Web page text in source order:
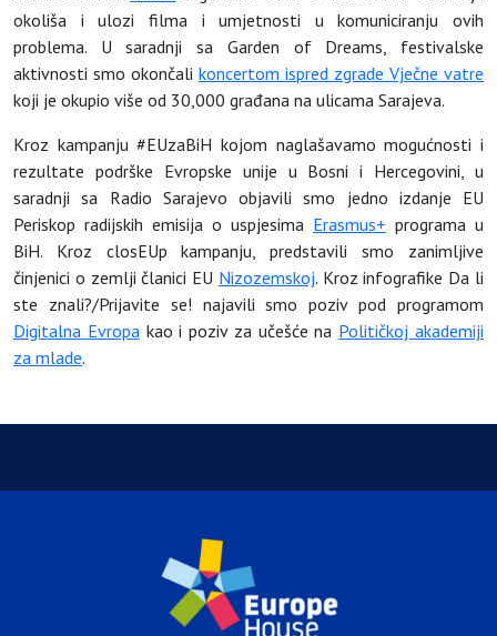
okoliša i ulozi filma i umjetnosti u komuniciranju ovih
problema. U saradnji sa Garden of Dreams, festivalske
aktivnosti smo okončali koncertom ispred zgrade Vječne vatre
koji je okupio više od 30,000 građana na ulicama Sarajeva.
Kroz kampanju #EUzaBiH kojom naglašavamo mogućnosti i
rezultate podrške Evropske unije u Bosni i Hercegovini, u
saradnji sa Radio Sarajevo objavili smo jedno izdanje EU
Periskop radijskih emisija o uspjesima Erasmus+ programa u
BiH. Kroz closEUp kampanju, predstavili smo zanimljive
činjenici o zemlji članici EU Nizozemskoj. Kroz infografike Da li
ste znali?/Prijavite se! najavili smo poziv pod programom
Digitalna Evropa kao i poziv za učešće na Političkoj akademiji
za mlade.